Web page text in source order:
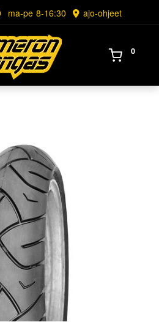
ma-pe 8-16:30 ajo-ohjeet
0